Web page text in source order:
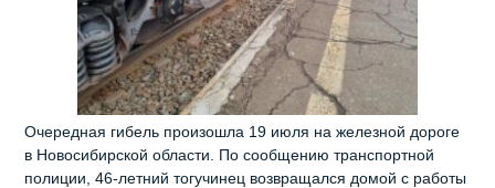
Очередная гибель произошла 19 июля на железной дороге
в Новосибирской области. По сообщению транспортной
полиции, 46-летний тогучинец возвращался домой с работы